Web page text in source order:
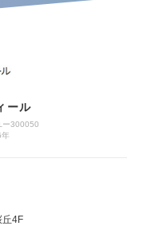
ール
ー300050
丘4F